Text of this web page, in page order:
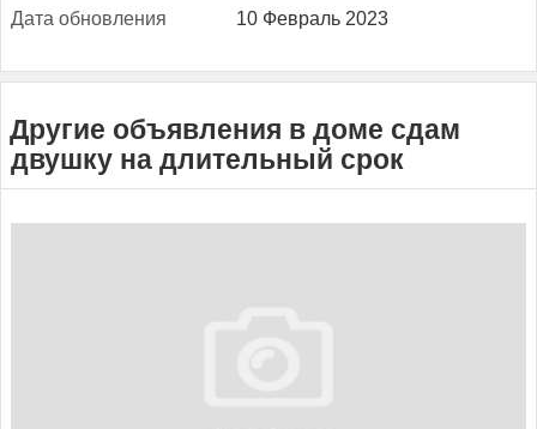
Да­та об­новле­ния 10 Февраль 2023
Другие объявления в доме сдам
двушку на длительный срок